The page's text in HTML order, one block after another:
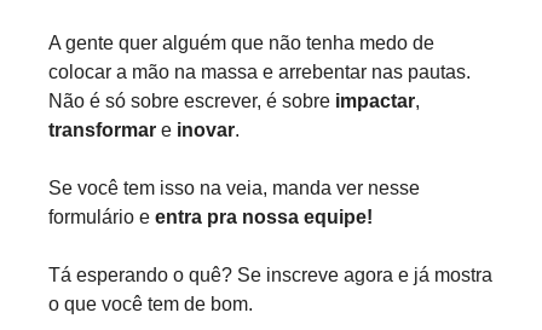
A gente quer alguém que não tenha medo de
colocar a mão na massa e arrebentar nas pautas.
Não é só sobre escrever, é sobre impactar
transformar e inovar.
Se você tem isso na veia, manda ver nesse
formulário e entra pra nossa equipe!
Tá esperando o quê? Se inscreve agora e já mostra
o que você tem de bom.